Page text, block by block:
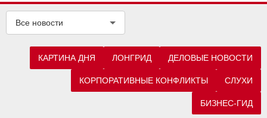
Все новости
КАРТИНА ДНЯ ЛОНГРИД ДЕЛОВЫЕ НОВОСТИ
КОРПОРАТИВНЫЕ КОНФЛИКТЫ СЛУХИ
БИЗНЕС-ГИД